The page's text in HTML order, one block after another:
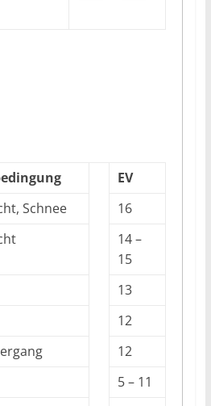
EV
Schnee
16
14 –
15
13
12
12
5 – 11